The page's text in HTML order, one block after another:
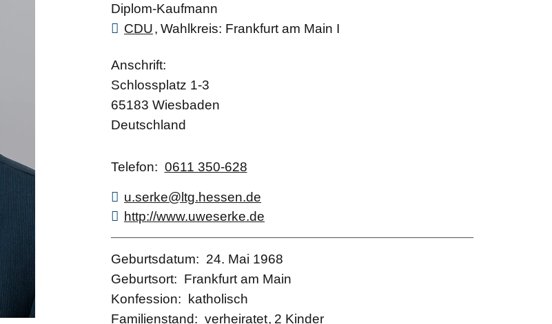
Diplom-Kaufmann
CDU Wahlkreis Frankfurt am Main I
Anschrift
Schlossplatz 1-3
65183 Wiesbaden
Deutschland
Telefon 0611 350-628
u.serke@ltg.hessen.de
http://www.uweserke.de
Geburtsdatum
24. Mai 1968
Geburtsort
Frankfurt am Main
Konfession
katholisch
Familienstand
verheiratet 2 Kinder